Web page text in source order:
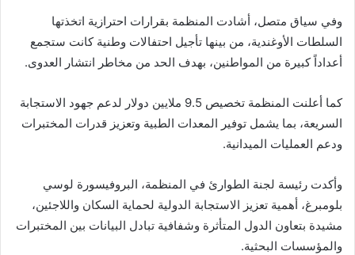
وفي سياق متصل، أشادت المنظمة بقرارات احترازية اتخذتها
السلطات الأوغندية، من بينها تأجيل احتفالات وطنية كانت ستجمع
أعداداً كبيرة من المواطنين، بهدف الحد من مخاطر انتشار العدوى.
كما أعلنت المنظمة تخصيص 9.5 ملايين دولار لدعم جهود الاستجابة
السريعة، بما يشمل توفير المعدات الطبية وتعزيز قدرات المختبرات
ودعم العمليات الميدانية.
وأكدت رئيسة لجنة الطوارئ في المنظمة، البروفيسورة لوسي
بلومبرغ، أهمية تعزيز الاستجابة الدولية لحماية السكان واللاجئين،
مشيدة بتعاون الدول المتأثرة وشفافية تبادل البيانات بين المختبرات
والمؤسسات البحثية.